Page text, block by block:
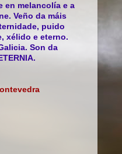
en melancolía e a
Veño da máis
puido
xélido e eterno.
Son da